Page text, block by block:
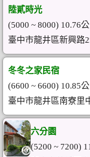
陸貳時光
(5000 ~ 8000) 10.76
臺中市龍井區新興路
冬冬之家民宿
(6600 ~ 6600) 10.85
臺中市龍井區南寮里
六分園
(5200 ~ 7200)